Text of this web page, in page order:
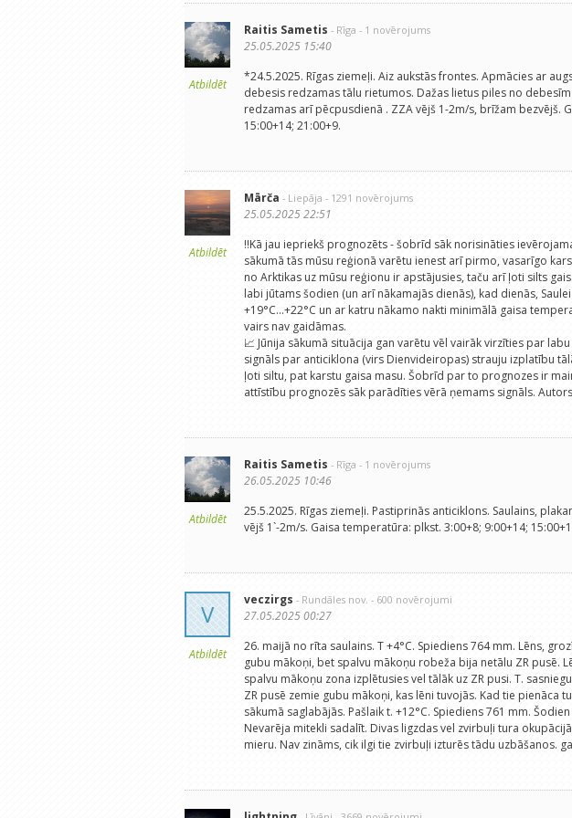
Atbildēt
Raitis Sametis - Rīga - 1 novērojums
25.05.2025 15:40
*24.5.2025. Rīgas ziemeļi. Aiz aukstās frontes. Apmācies ar
debesis redzamas tālu rietumos. Dažas lietus piles no
redzamas arī pēcpusdienā . ZZA vējš 1-2m/s, brīžam bezvējš.
15:00+14; 21:00+9.
Atbildēt
Mārča - Liepāja - 1291 novērojums
25.05.2025 22:51
‼️Kā jau iepriekš prognozēts - šobrīd sāk norisināties
sākumā tās mūsu reģionā varētu ienest arī pirmo, vasarīgo
no Arktikas uz mūsu reģionu ir apstājusies, taču arī ļoti silts
labi jūtams šodien (un arī nākamajās dienās), kad dienās,
+19°C...+22°C un ar katru nākamo nakti minimālā gaisa
vairs nav gaidāmas.
📈 Jūnija sākumā situācija gan varētu vēl vairāk virzīties par
signāls par anticiklona (virs Dienvideiropas) strauju izplatību
ļoti siltu, pat karstu gaisa masu. Šobrīd par to prognozes ir
attīstību prognozēs sāk parādīties vērā ņemams signāls.
Atbildēt
Raitis Sametis - Rīga - 1 novērojums
26.05.2025 10:46
25.5.2025. Rīgas ziemeļi. Pastiprinās anticiklons. Saulains,
vējš 1`-2m/s. Gaisa temperatūra: plkst. 3:00+8; 9:00+14;
V
Atbildēt
veczirgs - Rundāles nov. - 600 novērojumi
27.05.2025 00:27
26. maijā no rīta saulains. T +4°C. Spiediens 764 mm. Lēns,
gubu mākoņi, bet spalvu mākoņu robeža bija netālu ZR pusē.
spalvu mākoņu zona izplētusies vel tālāk uz ZR pusi. T.
ZR pusē zemie gubu mākoņi, kas lēni tuvojās. Kad tie pienāca
sākumā saglabājās. Pašlaik t. +12°C. Spiediens 761 mm.
Nevarēja mitekli sadalīt. Divas ligzdas vel zvirbuļi tura
mieru. Nav zināms, cik ilgi tie zvirbuļi izturēs tādu uzbāšanos.